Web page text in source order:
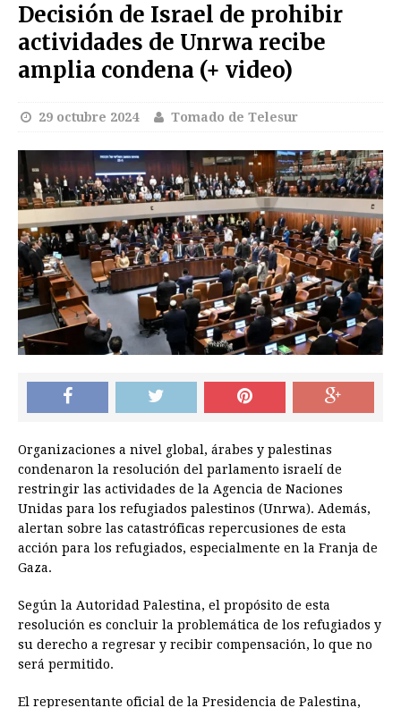
Decisión de Israel de prohibir
actividades de Unrwa recibe
amplia condena (+ video)
29 octubre 2024 Tomado de Telesur
Organizaciones a nivel global, árabes y palestinas
condenaron la resolución del parlamento israelí de
restringir las actividades de la Agencia de Naciones
Unidas para los refugiados palestinos (Unrwa). Además,
alertan sobre las catastróficas repercusiones de esta
acción para los refugiados, especialmente en la Franja de
Gaza.
Según la Autoridad Palestina, el propósito de esta
resolución es concluir la problemática de los refugiados y
su derecho a regresar y recibir compensación, lo que no
será permitido.
El representante oficial de la Presidencia de Palestina,